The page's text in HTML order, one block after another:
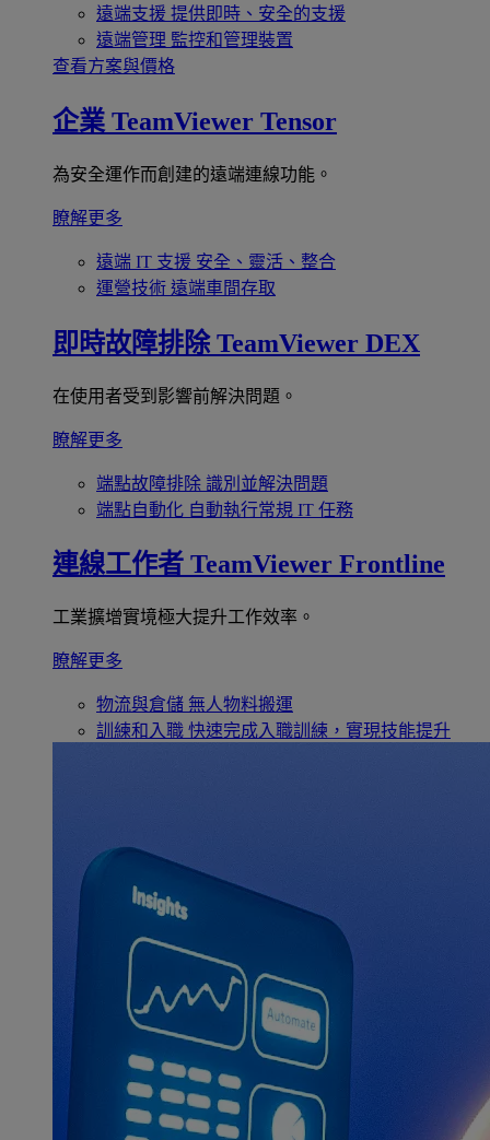
遠端支援 提供即時、安全的支援
遠端管理 監控和管理裝置
查看方案與價格
企業 TeamViewer Tensor
為安全運作而創建的遠端連線功能。
瞭解更多
遠端 IT 支援 安全、靈活、整合
運營技術 遠端車間存取
即時故障排除 TeamViewer DEX
在使用者受到影響前解決問題。
瞭解更多
端點故障排除 識別並解決問題
端點自動化 自動執行常規 IT 任務
連線工作者 TeamViewer Frontline
工業擴增實境極大提升工作效率。
瞭解更多
物流與倉儲 無人物料搬運
訓練和入職 快速完成入職訓練，實現技能提升